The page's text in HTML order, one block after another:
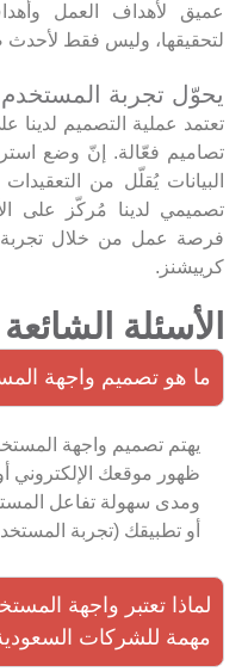
عميق لأهداف العمل
لتحقيقها، وليس فقط لأحدث
يحوّل تجربة
تعتمد عملية التصميم لدينا
تصاميم فعّالة. إنّ وضع
البيانات يُقلّل من
تصميمي لدينا مُركّز على
فرصة عمل من خلال تجربة
كرييشنز.
الأسئلة الشائعة
ما هو تصميم واجهة
يهتم تصميم واجهة
ظهور موقعك الإلكتروني
ومدى سهولة تفاعل
أو تطبيقك (تجربة
لماذا تعتبر واجهة
مهمة للشركات